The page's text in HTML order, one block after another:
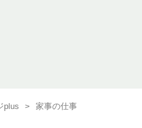
plus > 家事の仕事